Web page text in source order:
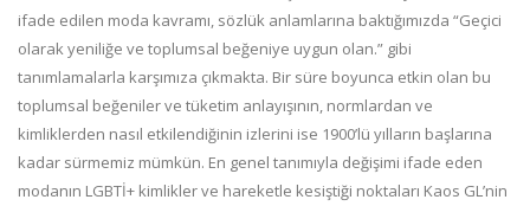
ifade edilen moda kavramı, sözlük anlamlarına baktığımızda “Geçici
olarak yeniliğe ve toplumsal beğeniye uygun olan.” gibi
tanımlamalarla karşımıza çıkmakta. Bir süre boyunca etkin olan bu
toplumsal beğeniler ve tüketim anlayışının, normlardan ve
kimliklerden nasıl etkilendiğinin izlerini ise 1900’lü yılların başlarına
kadar sürmemiz mümkün. En genel tanımıyla değişimi ifade eden
modanın LGBTİ+ kimlikler ve hareketle kesiştiği noktaları Kaos GL’nin